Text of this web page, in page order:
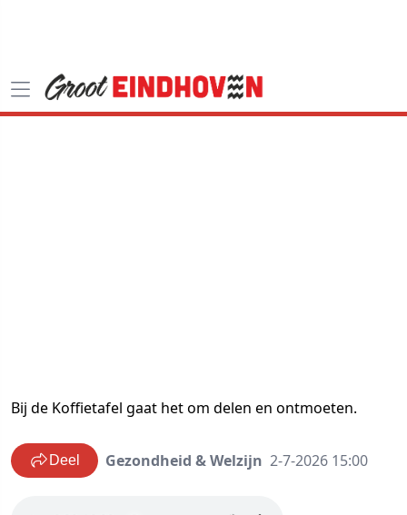
Bij de Koffietafel gaat het om delen en ontmoeten.
Deel Gezondheid & Welzijn 2-7-2026 15:00